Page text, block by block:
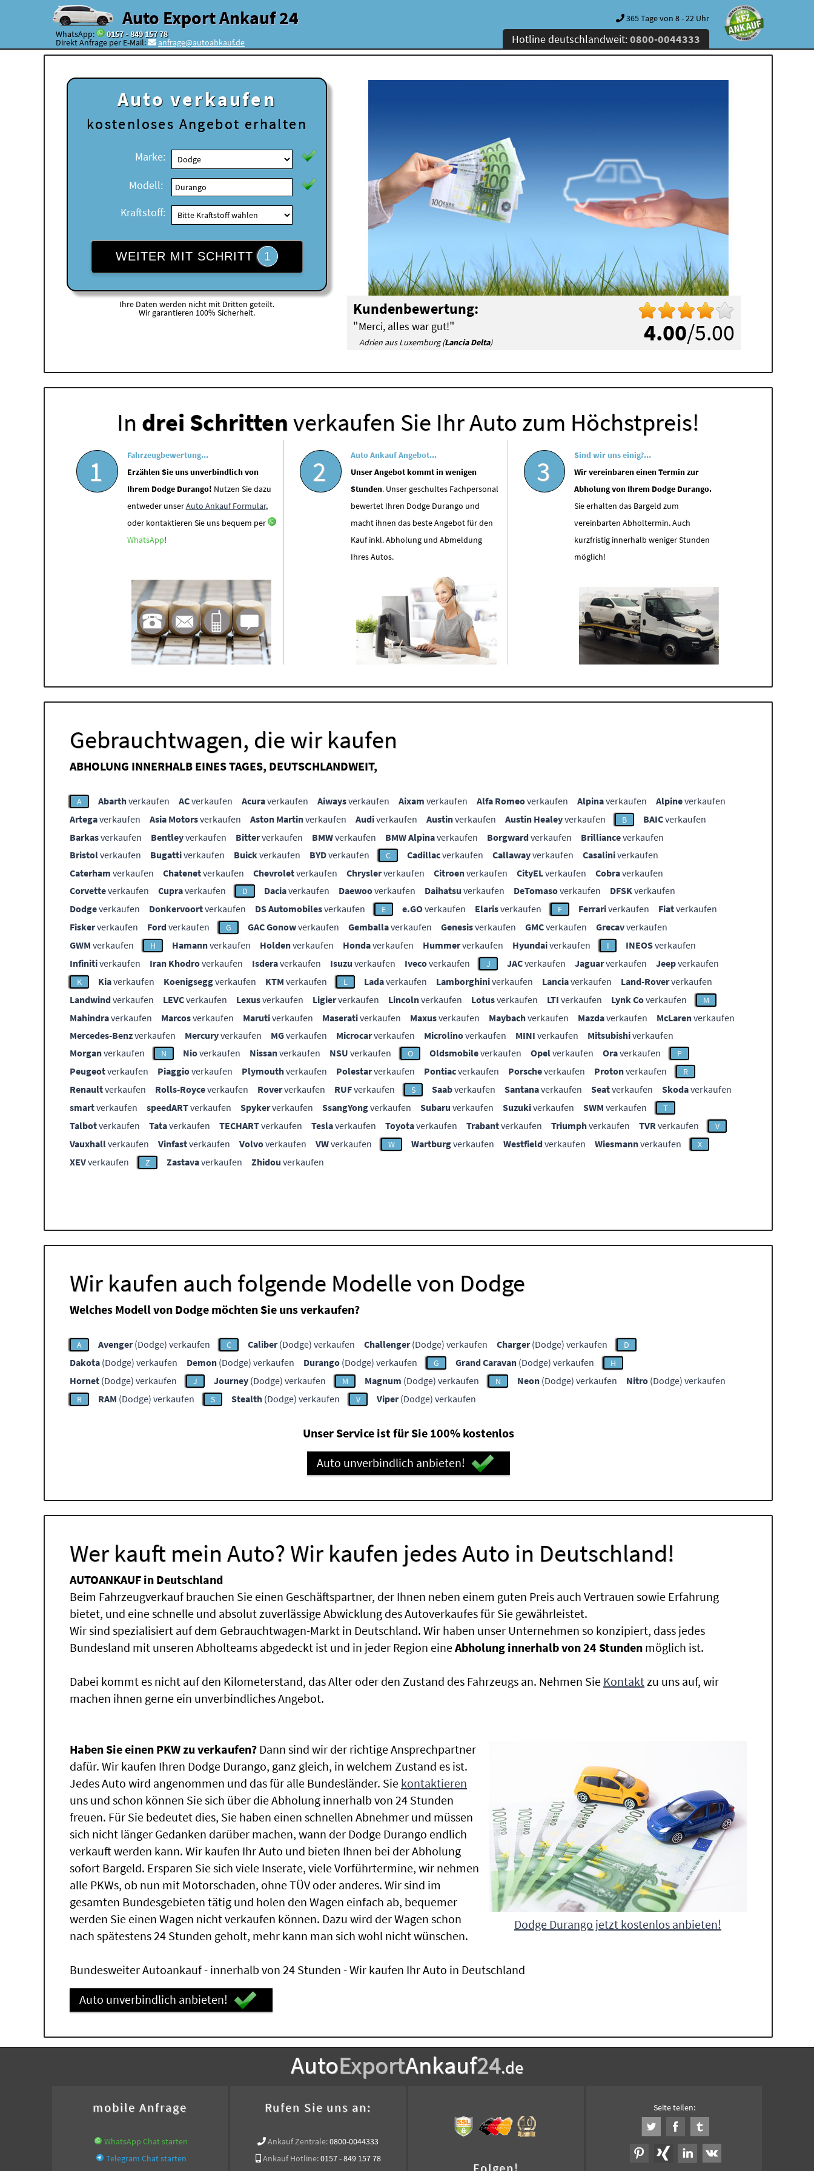
Auto Export Ankauf 24
WhatsApp: 0157 - 849 157 78
Direkt Anfrage per E-Mail: anfrage@autoabkauf.de
365 Tage von 8 - 22 Uhr
Hotline deutschlandweit:0800-0044333
Auto verkaufen
kostenloses Angebot erhalten
Marke:
Modell:
Kraftstoff:
WEITER MIT SCHRITT 1
Ihre Daten werden nicht mit Dritten geteilt.
Wir garantieren 100% Sicherheit.
4.00/5.00
Kundenbewertung:
"Merci, alles war gut!"
Adrien aus Luxemburg (Lancia Delta)
In drei Schrittenverkaufen Sie Ihr Auto zum Höchstpreis!
1
Fahrzeugbewertung...
Erzählen Sie uns unverbindlich von
Ihrem Dodge Durango! Nutzen Sie dazu
entweder unserAuto Ankauf Formular,
oder kontaktieren Sie uns bequem per
WhatsApp!
2
Auto Ankauf Angebot...
Unser Angebot kommt in wenigen
Stunden. Unser geschultes Fachpersonal
bewertet Ihren Dodge Durango und
macht ihnen das beste Angebot für den
Kauf inkl. Abholung und Abmeldung
Ihres Autos.
3
Sind wir uns einig?...
Wir vereinbaren einen Termin zur
Abholung von Ihrem Dodge Durango.
Sie erhalten das Bargeld zum
vereinbarten Abholtermin. Auch
kurzfristig innerhalb weniger Stunden
möglich!
Gebrauchtwagen, die wir kaufen
ABHOLUNG INNERHALB EINES TAGES, DEUTSCHLANDWEIT,
A Abarthverkaufen ACverkaufen Acuraverkaufen Aiwaysverkaufen Aixam verkaufen Alfa Romeoverkaufen Alpinaverkaufen Alpineverkaufen
Artegaverkaufen Asia Motorsverkaufen Aston Martinverkaufen Audiverkaufen Austinverkaufen Austin Healeyverkaufen B BAICverkaufen
Barkasverkaufen Bentleyverkaufen Bitterverkaufen BMWverkaufen BMW Alpinaverkaufen Borgwardverkaufen Brillianceverkaufen
Bristolverkaufen Bugattiverkaufen Buickverkaufen BYDverkaufen C Cadillacverkaufen Callawayverkaufen Casaliniverkaufen
Caterham verkaufen Chatenetverkaufen Chevroletverkaufen Chryslerverkaufen Citroenverkaufen CityELverkaufen Cobraverkaufen
Corvetteverkaufen Cupraverkaufen D Daciaverkaufen Daewooverkaufen Daihatsu verkaufen DeTomasoverkaufen DFSKverkaufen
Dodgeverkaufen Donkervoortverkaufen DS Automobilesverkaufen E e.GOverkaufen Elarisverkaufen F Ferrariverkaufen Fiatverkaufen
Fiskerverkaufen Fordverkaufen G GAC Gonowverkaufen Gemballaverkaufen Genesisverkaufen GMCverkaufen Grecavverkaufen
GWM verkaufen H Hamannverkaufen Holdenverkaufen Hondaverkaufen Hummerverkaufen Hyundaiverkaufen I INEOSverkaufen
Infinitiverkaufen Iran Khodroverkaufen Isderaverkaufen Isuzu verkaufen Ivecoverkaufen J JACverkaufen Jaguarverkaufen Jeepverkaufen
K Kiaverkaufen Koenigseggverkaufen KTM verkaufen L Ladaverkaufen Lamborghiniverkaufen Lanciaverkaufen Land-Roververkaufen
Landwindverkaufen LEVCverkaufen Lexusverkaufen Ligierverkaufen Lincolnverkaufen Lotusverkaufen LTI verkaufen Lynk Coverkaufen M
Mahindraverkaufen Marcosverkaufen Marutiverkaufen Maserativerkaufen Maxusverkaufen Maybachverkaufen Mazdaverkaufen McLarenverkaufen
Mercedes-Benzverkaufen Mercuryverkaufen MGverkaufen Microcarverkaufen Microlinoverkaufen MINI verkaufen Mitsubishiverkaufen
Morganverkaufen N Nioverkaufen Nissanverkaufen NSU verkaufen O Oldsmobileverkaufen Opelverkaufen Oraverkaufen P
Peugeotverkaufen Piaggioverkaufen Plymouthverkaufen Polestarverkaufen Pontiacverkaufen Porscheverkaufen Protonverkaufen R
Renaultverkaufen Rolls-Royceverkaufen Roververkaufen RUFverkaufen S Saabverkaufen Santanaverkaufen Seatverkaufen Skodaverkaufen
smartverkaufen speedARTverkaufen Spykerverkaufen SsangYongverkaufen Subaru verkaufen Suzukiverkaufen SWM verkaufen T
Talbotverkaufen Tataverkaufen TECHARTverkaufen Teslaverkaufen Toyotaverkaufen Trabantverkaufen Triumphverkaufen TVRverkaufen V
Vauxhallverkaufen Vinfastverkaufen Volvoverkaufen VWverkaufen W Wartburgverkaufen Westfieldverkaufen Wiesmannverkaufen X
XEVverkaufen Z Zastavaverkaufen Zhidou verkaufen
Wir kaufen auch folgende Modelle von Dodge
Welches Modell von Dodge möchten Sie uns verkaufen?
A Avenger(Dodge) verkaufen C Caliber(Dodge) verkaufen Challenger(Dodge) verkaufen Charger(Dodge) verkaufen D
Dakota (Dodge) verkaufen Demon (Dodge) verkaufen Durango (Dodge) verkaufen G Grand Caravan (Dodge) verkaufen H
Hornet (Dodge) verkaufen J Journey (Dodge) verkaufen M Magnum (Dodge) verkaufen N Neon (Dodge) verkaufen Nitro (Dodge) verkaufen
R RAM (Dodge) verkaufen S Stealth (Dodge) verkaufen V Viper(Dodge) verkaufen
Unser Service ist für Sie 100% kostenlos
Auto unverbindlich anbieten!
Wer kauft mein Auto? Wir kaufen jedes Auto in Deutschland!
AUTOANKAUF in Deutschland
Beim Fahrzeugverkauf brauchen Sie einen Geschäftspartner, der Ihnen neben einem guten Preis auch Vertrauen sowie Erfahrung
bietet, und eine schnelle und absolut zuverlässige Abwicklung des Autoverkaufes für Sie gewährleistet.
Wir sind spezialisiert auf dem Gebrauchtwagen-Markt in Deutschland. Wir haben unser Unternehmen so konzipiert, dass jedes
Bundesland mit unseren Abholteams abgedeckt ist und in jeder Region eineAbholung innerhalb von 24 Stunden möglich ist.
Dabei kommt es nicht auf den Kilometerstand, das Alter oder den Zustand des Fahrzeugs an. Nehmen Sie Kontaktzu uns auf, wir
machen ihnen gerne ein unverbindliches Angebot.
Dodge Durango jetzt kostenlos anbieten!
Haben Sie einen PKW zu verkaufen? Dann sind wir der richtige Ansprechpartner
dafür. Wir kaufen Ihren Dodge Durango, ganz gleich, in welchem Zustand es ist.
Jedes Auto wird angenommen und das für alle Bundesländer. Sie kontaktieren
uns und schon können Sie sich über die Abholung innerhalb von 24 Stunden
freuen. Für Sie bedeutet dies, Sie haben einen schnellen Abnehmer und müssen
sich nicht länger Gedanken darüber machen, wann der Dodge Durango endlich
verkauft werden kann. Wir kaufen Ihr Auto und bieten Ihnen bei der Abholung
sofort Bargeld. Ersparen Sie sich viele Inserate, viele Vorführtermine, wir nehmen
alle PKWs, ob nun mit Motorschaden, ohne TÜV oder anderes. Wir sind im
gesamten Bundesgebieten tätig und holen den Wagen einfach ab, bequemer
werden Sie einen Wagen nicht verkaufen können. Dazu wird der Wagen schon
nach spätestens 24 Stunden geholt, mehr kann man sich wohl nicht wünschen.
Bundesweiter Autoankauf - innerhalb von 24 Stunden - Wir kaufen Ihr Auto in Deutschland
Auto unverbindlich anbieten!
AutoExportAnkauf24.de
mobile Anfrage
WhatsApp Chat starten
Telegram Chat starten
Rufen Sie uns an:
Ankauf Zentrale:0800-0044333
Ankauf Hotline:0157 - 849 157 78
Folgen!
Seite teilen: